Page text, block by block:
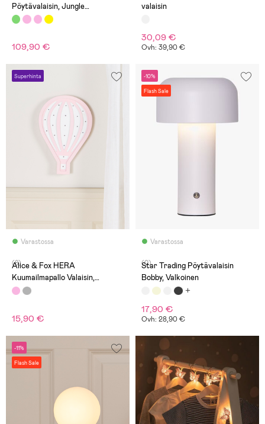
Pöytävalaisin, Jungle
Green/Grayed Jade
109,90 €
valaisin
30,09 €
Ovh: 39,90 €
Superhinta
Varastossa
(8)
Alice & Fox HERA
Kuumailmapallo Valaisin,
Vaaleanpunainen
15,90 €
-10%
Flash Sale
Varastossa
(0)
Star Trading Pöytävalaisin
Bobby, Valkoinen
17,90 €
Ovh: 28,90 €
-11%
Flash Sale